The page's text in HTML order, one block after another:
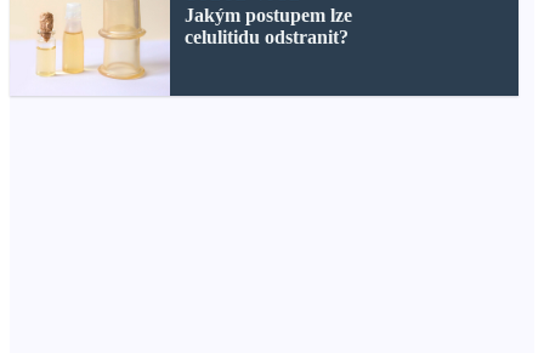
Jakým postupem lze
celulitidu odstranit?